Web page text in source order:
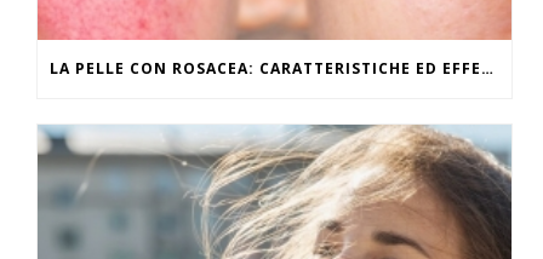
LA PELLE CON ROSACEA: CARATTERISTICHE ED EFFETTI DEL CALDO